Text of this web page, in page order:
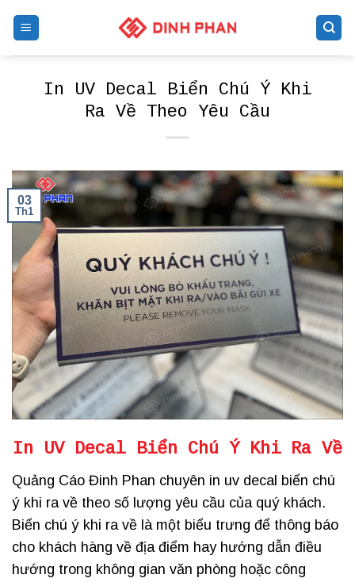
In UV Decal Biển Chú Ý Khi
Ra Về Theo Yêu Cầu
03
Th1
In UV Decal Biển Chú Ý Khi Ra Về
Quảng Cáo Đinh Phan chuyên in uv decal biển chú
ý khi ra về theo số lượng yêu cầu của quý khách.
Biển chú ý khi ra về là một biểu trưng để thông báo
cho khách hàng về địa điểm hay hướng dẫn điều
hướng trong không gian văn phòng hoặc công